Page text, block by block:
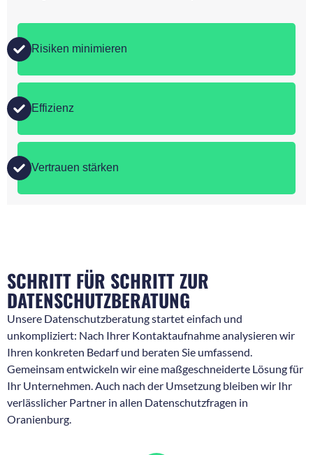
Risiken minimieren
Effizienz
Vertrauen stärken
SCHRITT FÜR SCHRITT ZUR
DATENSCHUTZBERATUNG
Unsere Datenschutzberatung startet einfach und
unkompliziert: Nach Ihrer Kontaktaufnahme analysieren wir
Ihren konkreten Bedarf und beraten Sie umfassend.
Gemeinsam entwickeln wir eine maßgeschneiderte Lösung für
Ihr Unternehmen. Auch nach der Umsetzung bleiben wir Ihr
verlässlicher Partner in allen Datenschutzfragen in
Oranienburg.